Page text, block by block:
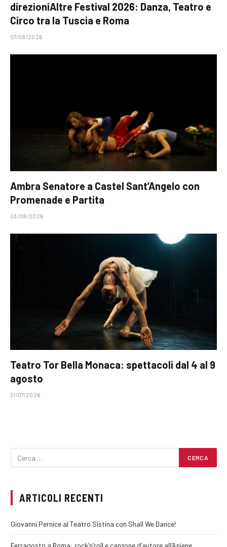
direzioniAltre Festival 2026: Danza, Teatro e
Circo tra la Tuscia e Roma
07/08/2026
Ambra Senatore a Castel Sant’Angelo con
Promenade e Partita
03/08/2026
Teatro Tor Bella Monaca: spettacoli dal 4 al 9
agosto
31/07/2026
ARTICOLI RECENTI
Giovanni Pernice al Teatro Sistina con Shall We Dance!